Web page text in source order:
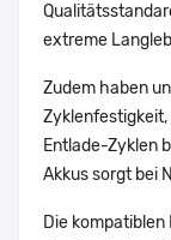
extreme
Zudem haben
Entlade-Zyklen
Akkus sorgt bei
Die